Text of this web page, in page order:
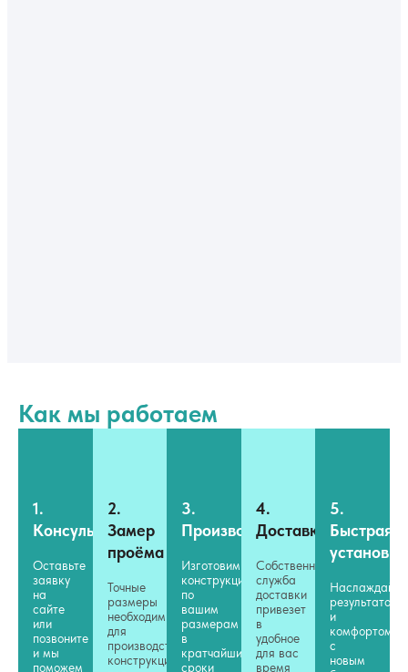
Как мы работаем
1.
Консультация
Оставьте
заявку
на
сайте
или
позвоните
и мы
поможем
2.
Замер
проёма
Точные
размеры
необходимы
для
производства
конструкции
3.
Производство
Изготовим
конструкцию
по
вашим
размерам
в
кратчайшие
сроки
4.
Доставка
Собственная
служба
доставки
привезет
в
удобное
для вас
время
5.
Быстрая
установка
результатом
и
комфортом
с
новым